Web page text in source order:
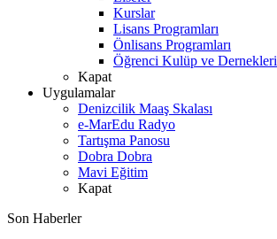
Kurslar
Lisans Programları
Önlisans Programları
Öğrenci Kulüp ve Dernekleri
Kapat
Uygulamalar
Denizcilik Maaş Skalası
e-MarEdu Radyo
Tartışma Panosu
Dobra Dobra
Mavi Eğitim
Kapat
Son Haberler